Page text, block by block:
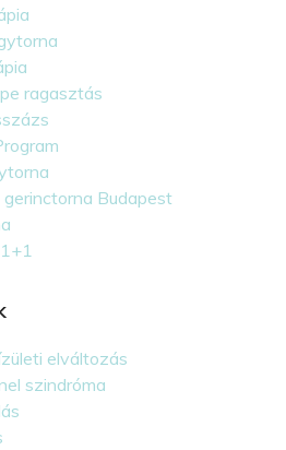
ragasztás
Budapest
elváltozás
szindróma